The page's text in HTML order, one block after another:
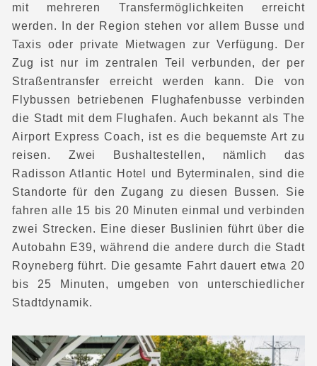
mit mehreren Transfermöglichkeiten erreicht
werden. In der Region stehen vor allem Busse und
Taxis oder private Mietwagen zur Verfügung. Der
Zug ist nur im zentralen Teil verbunden, der per
Straßentransfer erreicht werden kann. Die von
Flybussen betriebenen Flughafenbusse verbinden
die Stadt mit dem Flughafen. Auch bekannt als The
Airport Express Coach, ist es die bequemste Art zu
reisen. Zwei Bushaltestellen, nämlich das
Radisson Atlantic Hotel und Byterminalen, sind die
Standorte für den Zugang zu diesen Bussen. Sie
fahren alle 15 bis 20 Minuten einmal und verbinden
zwei Strecken. Eine dieser Buslinien führt über die
Autobahn E39, während die andere durch die Stadt
Royneberg führt. Die gesamte Fahrt dauert etwa 20
bis 25 Minuten, umgeben von unterschiedlicher
Stadtdynamik.